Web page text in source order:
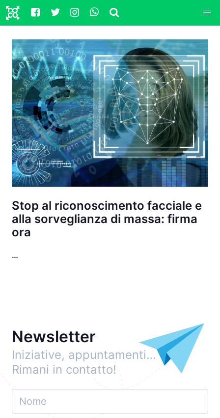
Stop al riconoscimento facciale e
alla sorveglianza di massa: firma
ora
…
Newsletter
Iniziative, appuntamenti…
Rimani in contatto!